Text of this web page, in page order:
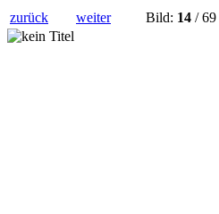
zurück weiter Bild: 14 / 69